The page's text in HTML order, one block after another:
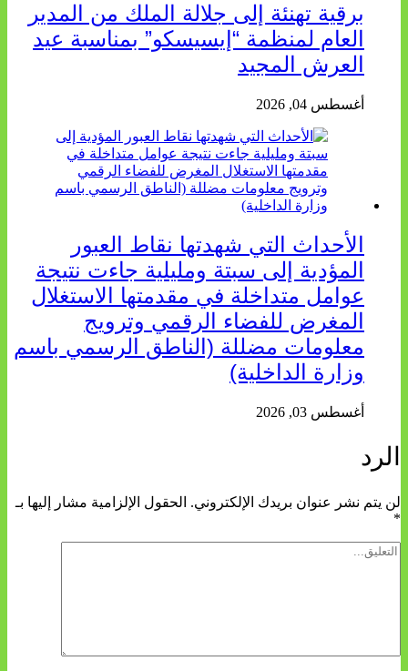
برقية تهنئة إلى جلالة الملك من المدير
العام لمنظمة “إيسيسكو” بمناسبة عيد
العرش المجيد
أغسطس 04, 2026
الأحداث التي شهدتها نقاط العبور
المؤدية إلى سبتة ومليلية جاءت نتيجة
عوامل متداخلة في مقدمتها الاستغلال
المغرض للفضاء الرقمي وترويج
معلومات مضللة (الناطق الرسمي باسم
وزارة الداخلية)
أغسطس 03, 2026
الرد
لن يتم نشر عنوان بريدك الإلكتروني. الحقول الإلزامية مشار إليها بـ
*